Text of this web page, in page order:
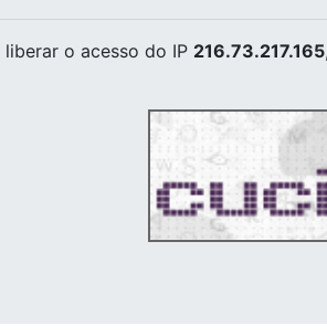
liberar o acesso do IP 216.73.217.165